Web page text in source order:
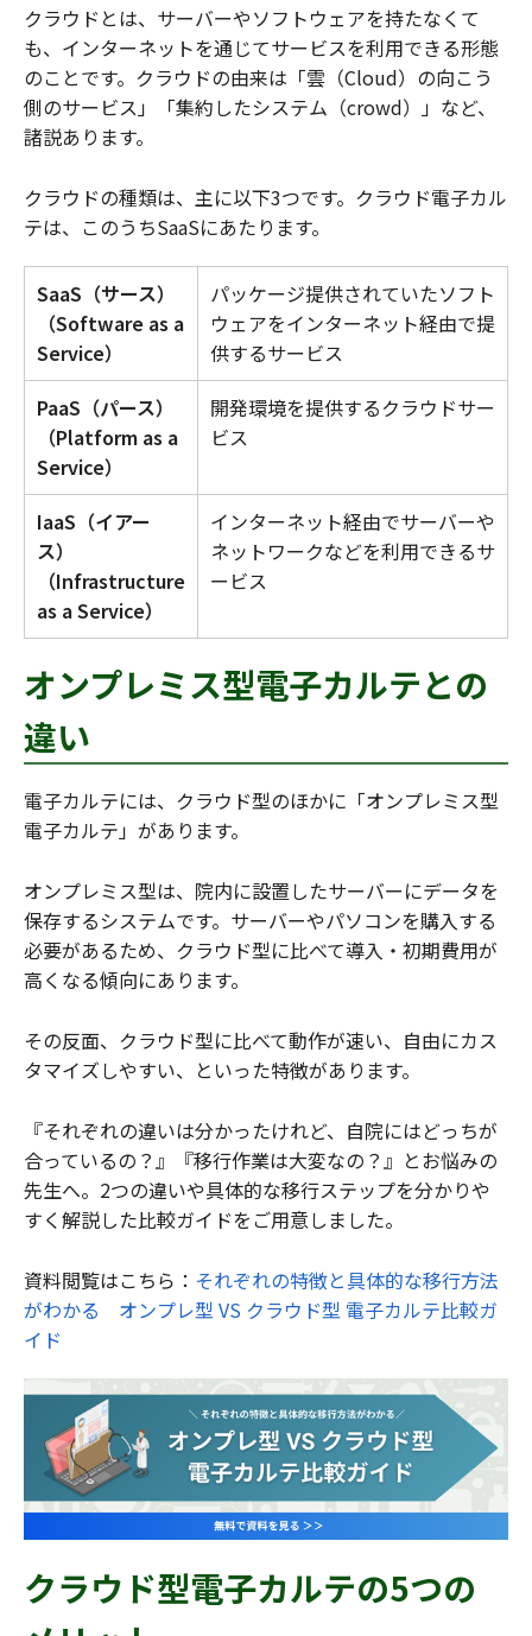
クラウドとは、サーバーやソフトウェアを持たなくて
も、インターネットを通じてサービスを利用できる形態
のことです。クラウドの由来は「雲（Cloud）の向こう
側のサービス」「集約したシステム（crowd）」など、
諸説あります。
クラウドの種類は、主に以下3つです。クラウド電子カル
テは、このうちSaaSにあたります。
SaaS（サース）
（Software as a
Service）
パッケージ提供されていたソフト
ウェアをインターネット経由で提
供するサービス
PaaS（パース）
（Platform as a
Service）
開発環境を提供するクラウドサー
ビス
IaaS（イアー
ス）
（Infrastructure
as a Service）
インターネット経由でサーバーや
ネットワークなどを利用できるサ
ービス
オンプレミス型電子カルテとの
違い
電子カルテには、クラウド型のほかに「オンプレミス型
電子カルテ」があります。
オンプレミス型は、院内に設置したサーバーにデータを
保存するシステムです。サーバーやパソコンを購入する
必要があるため、クラウド型に比べて導入・初期費用が
高くなる傾向にあります。
その反面、クラウド型に比べて動作が速い、自由にカス
タマイズしやすい、といった特徴があります。
『それぞれの違いは分かったけれど、自院にはどっちが
合っているの？』『移行作業は大変なの？』とお悩みの
先生へ。2つの違いや具体的な移行ステップを分かりや
すく解説した比較ガイドをご用意しました。
資料閲覧はこちら： それぞれの特徴と具体的な移行方法
がわかる オンプレ型 VS クラウド型 電子カルテ比較ガ
イド
クラウド型電子カルテの5つの